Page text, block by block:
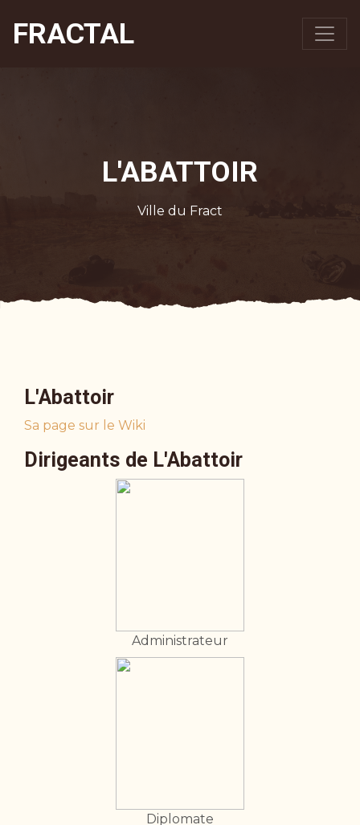
FRACTAL
L'ABATTOIR
Ville du Fract
L'Abattoir
Sa page sur le Wiki
Dirigeants de L'Abattoir
Administrateur
Diplomate